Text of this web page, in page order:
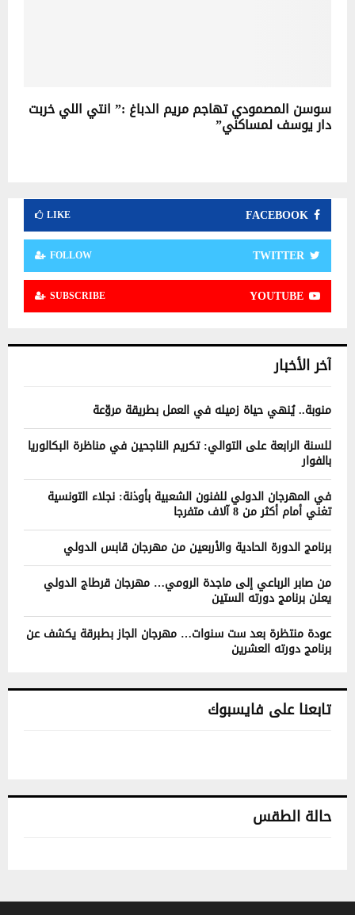
سوسن المصمودي تهاجم مريم الدباغ :” انتي اللي خربت
دار يوسف لمساكني”
FACEBOOK
LIKE
TWITTER
FOLLOW
YOUTUBE
SUBSCRIBE
آخر الأخبار
منوبة.. يُنهي حياة زميله في العمل بطريقة مروّعة
للسنة الرابعة على التوالي: تكريم الناجحين في مناظرة البكالوريا
بالفوار
في المهرجان الدولي للفنون الشعبية بأوذنة: نجلاء التونسية
تغني أمام أكثر من 8 آلاف متفرجا
برنامج الدورة الحادية والأربعين من مهرجان قابس الدولي
من صابر الرباعي إلى ماجدة الرومي… مهرجان قرطاج الدولي
يعلن برنامج دورته الستين
عودة منتظرة بعد ست سنوات… مهرجان الجاز بطبرقة يكشف عن
برنامج دورته العشرين
تابعنا على فايسبوك
حالة الطقس